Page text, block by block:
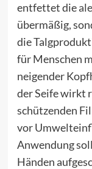
entfettet die
übermäßig,
die
für Menschen
neigender
der Seife wirkt
schützenden
vor
Anwendung
Händen